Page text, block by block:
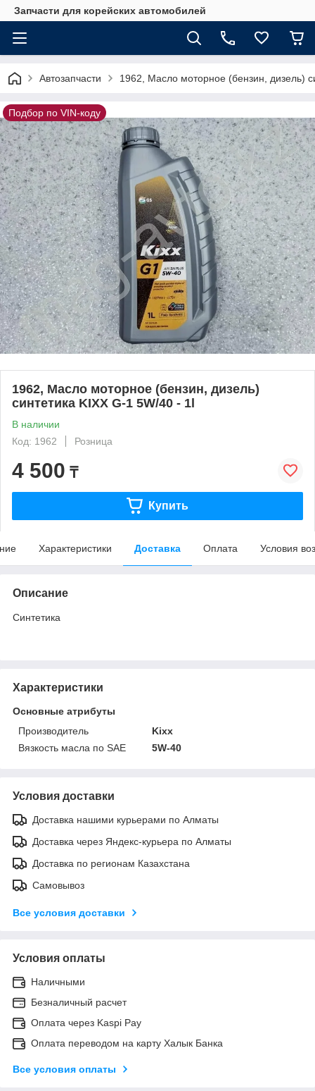
Запчасти для корейских автомобилей
Автозапчасти 1962, Масло моторное (бензин, дизель)
Подбор по VIN-коду
1962, Масло моторное (бензин, дизель)
синтетика KIXX G-1 5W/40 - 1l
В наличии
Код: 1962
Розница
4 500 ₸
Купить
Характеристики Доставка Оплата Условия
Описание
Синтетика
Характеристики
Основные атрибуты
Производитель
Kixx
Вязкость масла по SAE
5W-40
Условия доставки
Доставка нашими курьерами по Алматы
Доставка через Яндекс-курьера по Алматы
Доставка по регионам Казахстана
Самовывоз
Все условия доставки
Условия оплаты
Наличными
Безналичный расчет
Оплата через Kaspi Pay
Оплата переводом на карту Халык Банка
Все условия оплаты